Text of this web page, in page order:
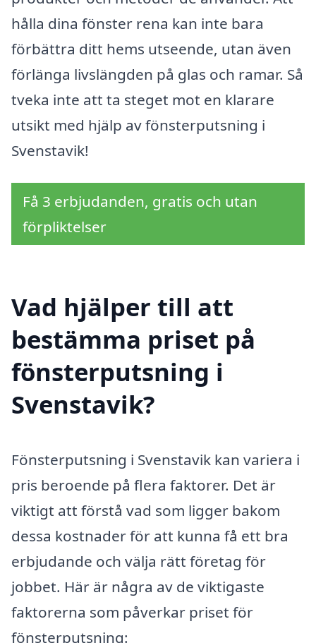
hålla dina fönster rena kan inte bara
förbättra ditt hems utseende, utan även
förlänga livslängden på glas och ramar. Så
tveka inte att ta steget mot en klarare
utsikt med hjälp av fönsterputsning i
Svenstavik!
Få 3 erbjudanden, gratis och utan
förpliktelser
Vad hjälper till att
bestämma priset på
fönsterputsning i
Svenstavik?
Fönsterputsning i Svenstavik kan variera i
pris beroende på flera faktorer. Det är
viktigt att förstå vad som ligger bakom
dessa kostnader för att kunna få ett bra
erbjudande och välja rätt företag för
jobbet. Här är några av de viktigaste
faktorerna som påverkar priset för
fönsterputsning: